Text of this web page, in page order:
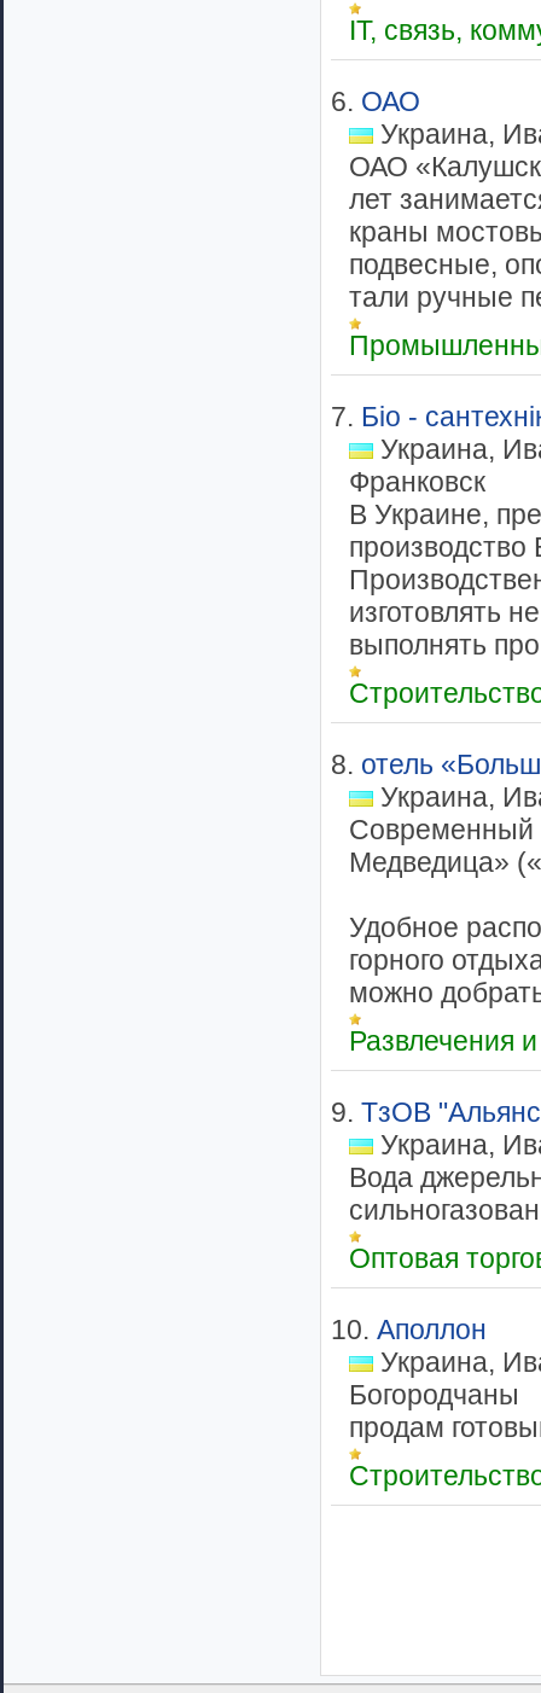
IT, связь,
6. ОАО
Украина,
ОАО
лет
краны
подвесные,
тали ручные
7. Біо -
Украина,
Франковск
В Украине,
изготовлять
выполнять
8. отель
Украина,
Современный
Медведица»
Удобное
горного
можно
Развлечения
9. ТзОВ
Украина,
Вода
Оптовая
10. Аполлон
Украина,
Богородчаны
продам